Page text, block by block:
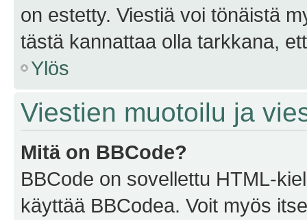
on estetty. Viestiä voi tönäistä
tästä kannattaa olla tarkkana,
Ylös
Viestien muotoilu ja
Mitä on BBCode?
BBCode on sovellettu HTML-
käyttää BBCodea. Voit myös